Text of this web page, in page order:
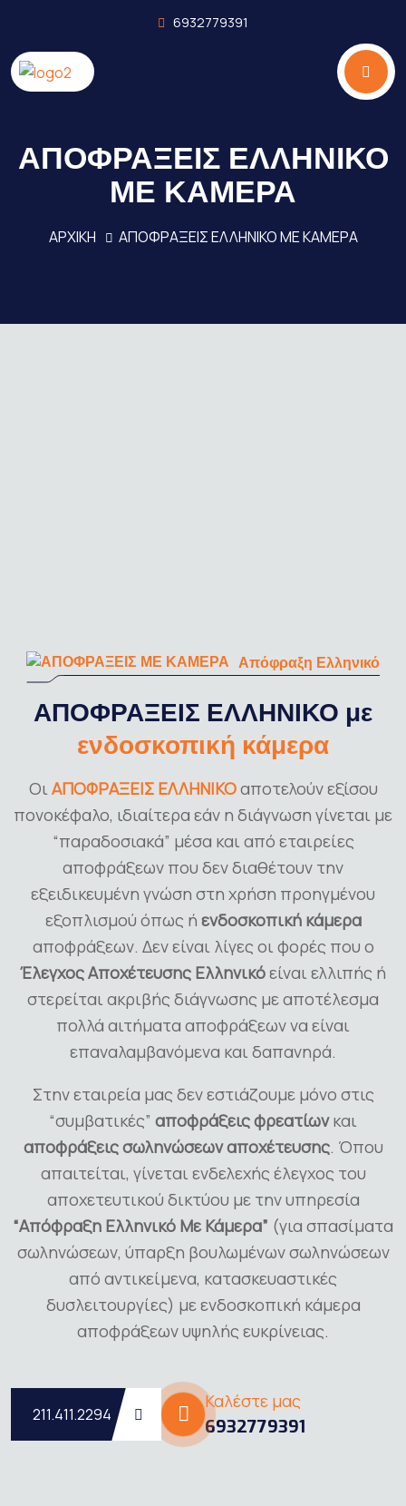
6932779391
ΑΠΟΦΡΑΞΕΙΣ ΕΛΛΗΝΙΚΟ
ΜΕ ΚΑΜΕΡΑ
ΑΡΧΙΚΗ ΑΠΟΦΡΑΞΕΙΣ ΕΛΛΗΝΙΚΟ ΜΕ ΚΑΜΕΡΑ
Απόφραξη Ελληνικό
ΑΠΟΦΡΑΞΕΙΣ ΕΛΛΗΝΙΚΟ με
ενδοσκοπική κάμερα
Οι ΑΠΟΦΡΑΞΕΙΣ ΕΛΛΗΝΙΚΟαποτελούν εξίσου
πονοκέφαλο, ιδιαίτερα εάν η διάγνωση γίνεται με
“παραδοσιακά” μέσα και από εταιρείες
αποφράξεων που δεν διαθέτουν την
εξειδικευμένη γνώση στη χρήση προηγμένου
εξοπλισμού όπως ή ενδοσκοπική κάμερα
αποφράξεων. Δεν είναι λίγες οι φορές που ο
Έλεγχος Αποχέτευσης Ελληνικόείναι ελλιπής ή
στερείται ακριβής διάγνωσης με αποτέλεσμα
πολλά αιτήματα αποφράξεων να είναι
επαναλαμβανόμενα και δαπανηρά.
Στην εταιρεία μας δεν εστιάζουμε μόνο στις
“συμβατικές” αποφράξεις φρεατίωνκαι
αποφράξεις σωληνώσεων αποχέτευσης. Όπου
απαιτείται, γίνεται ενδελεχής έλεγχος του
αποχετευτικού δικτύου με την υπηρεσία
“Απόφραξη Ελληνικό Με Κάμερα” (για σπασίματα
σωληνώσεων, ύπαρξη βουλωμένων σωληνώσεων
από αντικείμενα, κατασκευαστικές
δυσλειτουργίες) με ενδοσκοπική κάμερα
αποφράξεων υψηλής ευκρίνειας.
211.411.2294
Καλέστε μας
6932779391